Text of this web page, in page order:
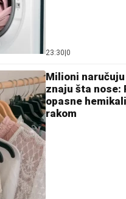
23:30 0
Milioni
znaju šta nose:
opasne
rakom